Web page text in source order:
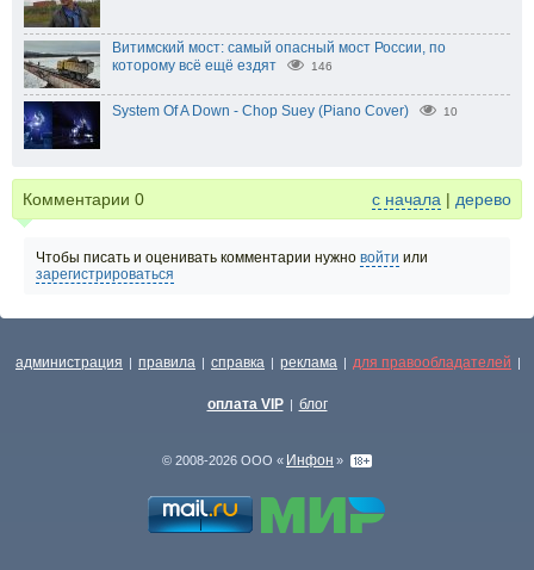
Витимский мост: самый опасный мост России, по
которому всё ещё ездят
146
System Of A Down - Chop Suey (Piano Cover) 10
Комментарии 0 с начала | дерево
Чтобы писать и оценивать комментарии нужно войти или
зарегистрироваться
администрация | правила | справка | реклама | для правообладателей |
оплата VIP | блог
© 2008-2026 ООО « Инфон »